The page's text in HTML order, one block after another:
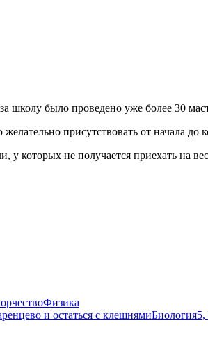
школу было проведено уже более 30
присутствовать от начала до
у которых не получается приехать на
Физика
и остаться с клешнямиБиология5,